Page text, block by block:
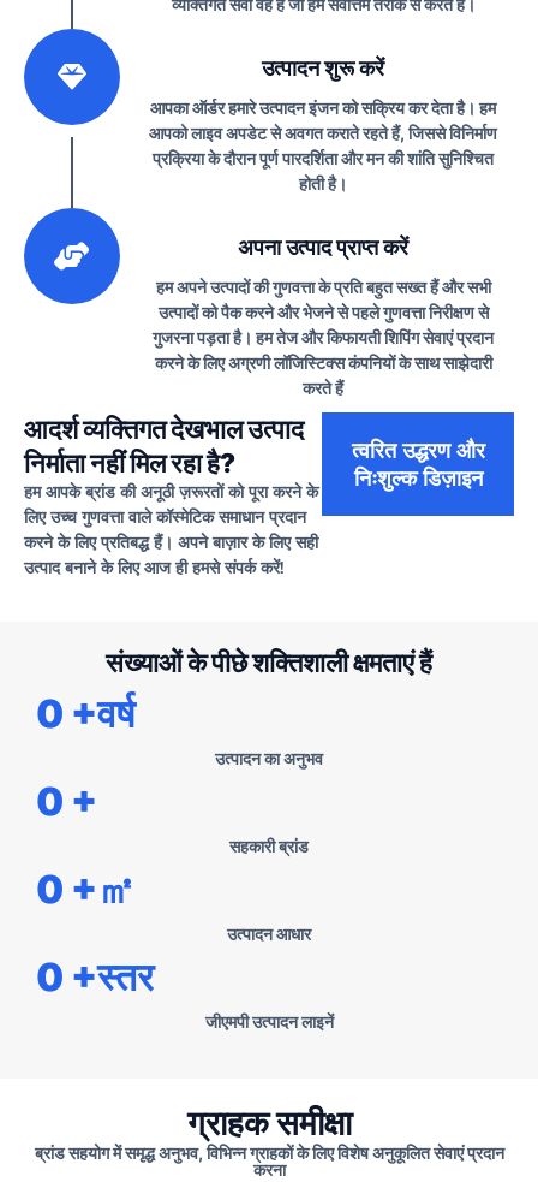
उत्पादन शुरू करें
आपका ऑर्डर हमारे उत्पादन इंजन को सक्रिय कर देता है। हम
आपको लाइव अपडेट से अवगत कराते रहते हैं, जिससे विनिर्माण
प्रक्रिया के दौरान पूर्ण पारदर्शिता और मन की शांति सुनिश्चित
होती है।
अपना उत्पाद प्राप्त करें
हम अपने उत्पादों की गुणवत्ता के प्रति बहुत सख्त हैं और सभी
उत्पादों को पैक करने और भेजने से पहले गुणवत्ता निरीक्षण से
गुजरना पड़ता है। हम तेज और किफायती शिपिंग सेवाएं प्रदान
करने के लिए अग्रणी लॉजिस्टिक्स कंपनियों के साथ साझेदारी
करते हैं
आदर्श व्यक्तिगत देखभाल उत्पाद
निर्माता नहीं मिल रहा है?
हम आपके ब्रांड की अनूठी ज़रूरतों को पूरा करने के
लिए उच्च गुणवत्ता वाले कॉस्मेटिक समाधान प्रदान
करने के लिए प्रतिबद्ध हैं। अपने बाज़ार के लिए सही
उत्पाद बनाने के लिए आज ही हमसे संपर्क करें!
त्वरित उद्धरण और
निःशुल्क डिज़ाइन
संख्याओं के पीछे शक्तिशाली क्षमताएं हैं
उत्पादन का अनुभव
0 +वर्ष
सहकारी ब्रांड
0 +
उत्पादन आधार
0 +㎡
जीएमपी उत्पादन लाइनें
0 +स्तर
ग्राहक समीक्षा
ब्रांड सहयोग में समृद्ध अनुभव, विभिन्न ग्राहकों के लिए विशेष अनुकूलित सेवाएं प्रदान
करना